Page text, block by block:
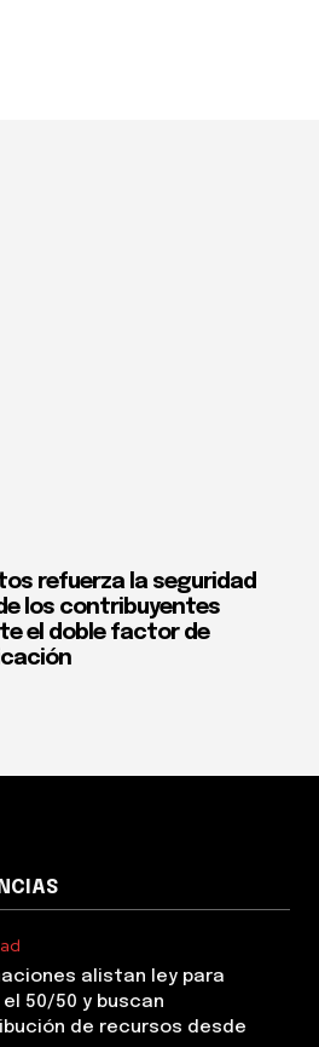
refuerza la seguridad
los contribuyentes
el doble factor de
alistan ley para
50/50 y buscan
de recursos desde